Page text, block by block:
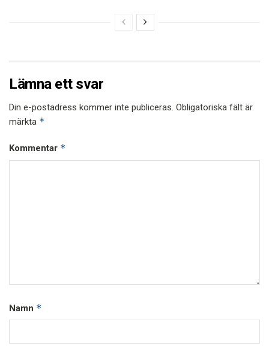
Lämna ett svar
Din e-postadress kommer inte publiceras. Obligatoriska fält är
märkta *
Kommentar *
Namn *